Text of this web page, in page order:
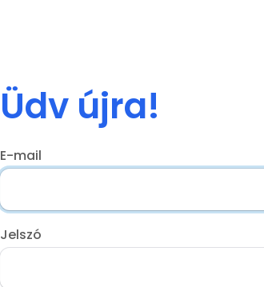
Üdv újra!
E-mail
Jelszó